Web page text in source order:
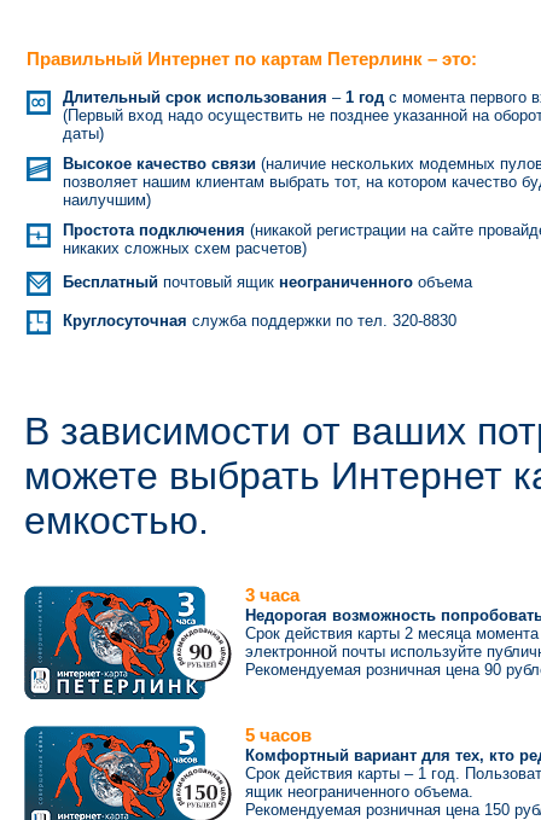
Правильный Интернет по картам Петерлинк – это:
Длительный срок использования – 1 год с момента первого
(Первый вход надо осуществить не позднее указанной на
даты)
Высокое качество связи (наличие нескольких модемных
позволяет нашим клиентам выбрать тот, на котором качество
наилучшим)
Простота подключения (никакой регистрации на сайте
никаких сложных схем расчетов)
Бесплатный почтовый ящик неограниченного объема
Круглосуточная служба поддержки по тел. 320-8830
В зависимости от ваших
можете выбрать Интернет
емкостью.
3 часа
Недорогая возможность
Срок действия карты 2 месяца
электронной почты используйте
Рекомендуемая розничная цена 90
5 часов
Комфортный вариант для тех, кто
Срок действия карты – 1 год.
ящик неограниченного объема.
Рекомендуемая розничная цена 150